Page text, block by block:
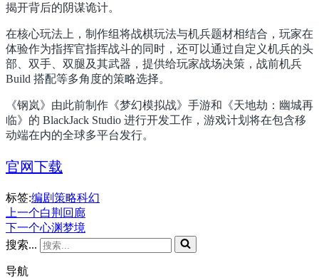
揭开背后的阴谋诡计。
在核心玩法上，制作组将战棋玩法与机兵题材相结合，玩家在
体验作为指挥官指挥战斗的同时，还可以通过自定义机兵的头
部、双手、双腿及其武器，提供给玩家战场决策，战前机兵
Build 搭配等多角度的策略选择。
《钢岚》由此前制作《梦幻模拟战》手游和《天地劫：幽城再
临》的 BlackJack Studio 进行开发工作，游戏计划将在包含移
动端在内的全球多平台发行。
官网下载
标签:编剧策略科幻
上一个白荆回廊
下一个心渊梦境
搜索...
导航